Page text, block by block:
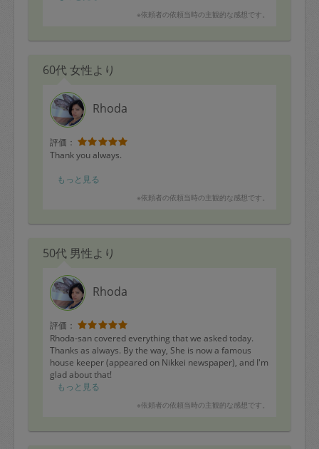
ついてしまうのですが、お酢と重曹を混ぜたもの（ぶく
きれいに汚れが落ちました。小さいこどもがいるので、
もらいました。
学べるので楽しいです。
※依頼者の依頼当時の主観的な感想です。
60代 女性より
Rhoda
評価：
Thank you always.
もっと見る
※依頼者の依頼当時の主観的な感想です。
50代 男性より
Rhoda
評価：
Rhoda-san covered everything that we asked today.
Thanks as always. By the way, She is now a famous
house keeper (appeared on Nikkei newspaper), and I'm
glad about that!
もっと見る
※依頼者の依頼当時の主観的な感想です。